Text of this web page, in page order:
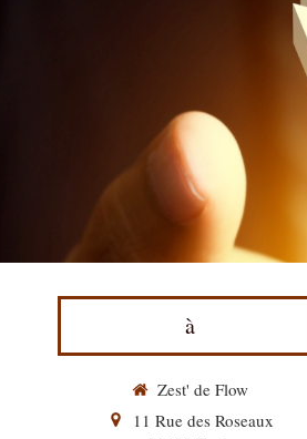
à
Zest' de Flow
11 Rue des Roseaux